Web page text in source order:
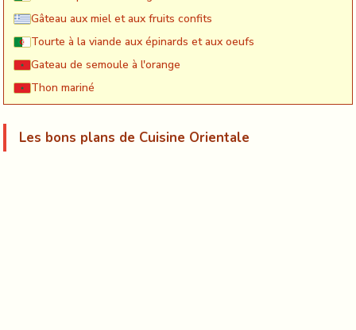
Gâteau aux miel et aux fruits confits
Tourte à la viande aux épinards et aux oeufs
Gateau de semoule à l'orange
Thon mariné
Les bons plans de Cuisine Orientale